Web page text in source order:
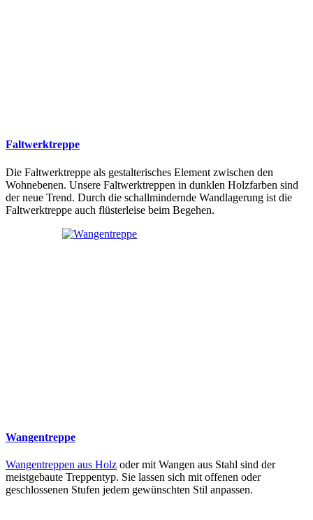
Faltwerktreppe
Die Faltwerktreppe als gestalterisches Element zwischen den
Wohnebenen. Unsere Faltwerktreppen in dunklen Holzfarben sind
der neue Trend. Durch die schallmindernde Wandlagerung ist die
Faltwerktreppe auch flüsterleise beim Begehen.
Wangentreppe
Wangentreppen aus Holz oder mit Wangen aus Stahl sind der
meistgebaute Treppentyp. Sie lassen sich mit offenen oder
geschlossenen Stufen jedem gewünschten Stil anpassen.